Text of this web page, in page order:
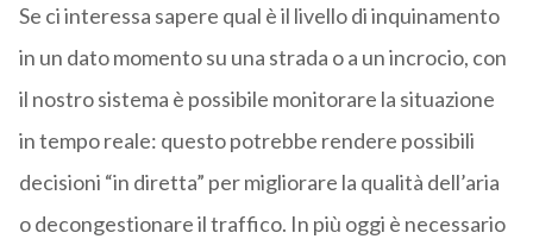
Se ci interessa sapere qual è il livello di inquinamento
in un dato momento su una strada o a un incrocio, con
il nostro sistema è possibile monitorare la situazione
in tempo reale: questo potrebbe rendere possibili
decisioni “in diretta” per migliorare la qualità dell’aria
o decongestionare il traffico. In più oggi è necessario